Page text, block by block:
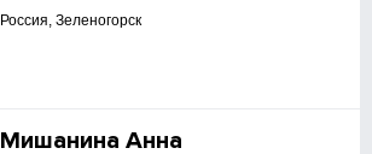
Россия, Зеленогорск
Мишанина Анна